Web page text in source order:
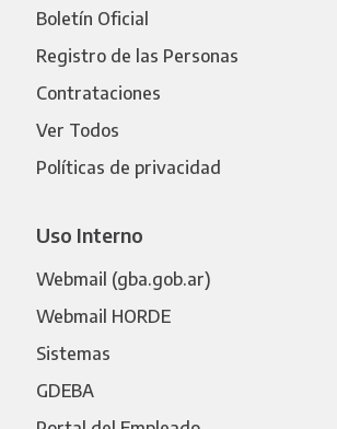
Boletín Oficial
Registro de las Personas
Contrataciones
Ver Todos
Políticas de privacidad
Uso Interno
Webmail (gba.gob.ar)
Webmail HORDE
Sistemas
GDEBA